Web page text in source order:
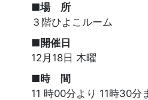
■場 所
３階ひよこルーム
■開催日
12月18日 木曜
■時 間
11 時00分より 11時30分